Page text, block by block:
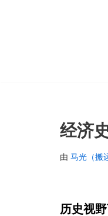
经济
由 马光（搬
历史视